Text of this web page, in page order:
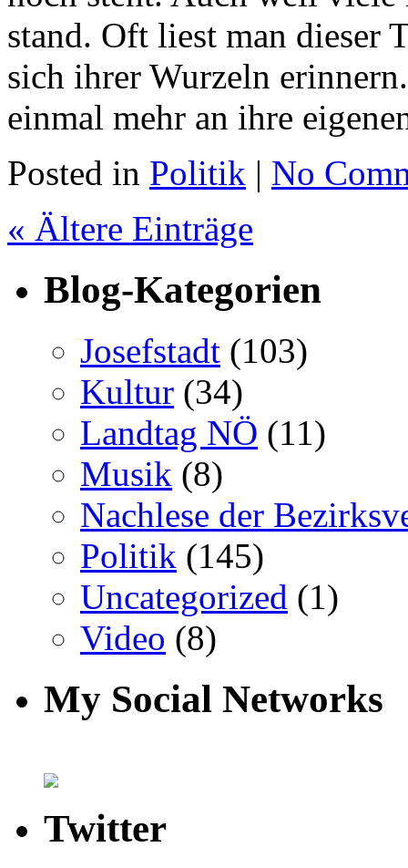
stand. Oft liest man dieser
sich ihrer Wurzeln
einmal mehr an ihre
Posted in Politik | No
« Ältere Einträge
Blog-Kategorien
Josefstadt (103)
Kultur (34)
Landtag NÖ (11)
Musik (8)
Nachlese der
Politik (145)
Uncategorized (1)
Video (8)
My Social Networks
Twitter